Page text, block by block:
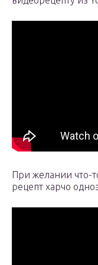
При желании что-
рецепт харчо